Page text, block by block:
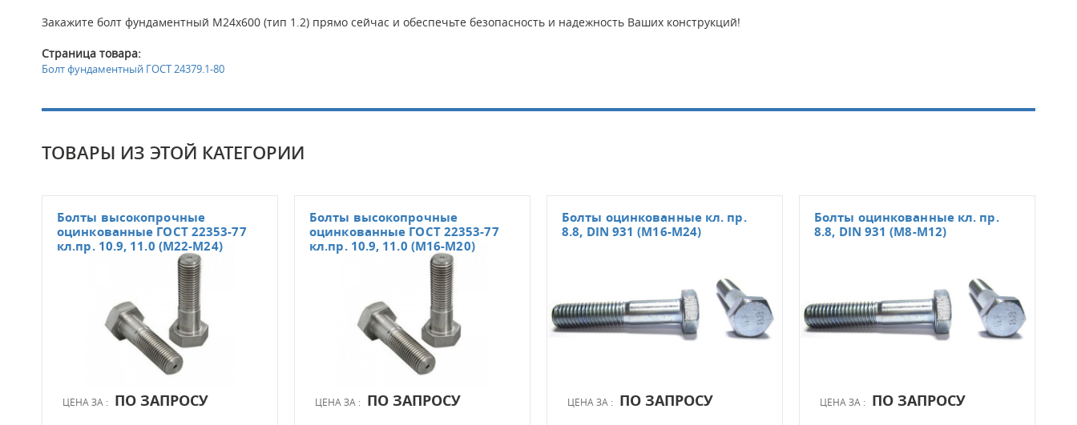
Закажите болт фундаментный M24x600 (тип 1.2) прямо сейчас и обеспечьте безопасность и надежность Ваших конструкций!
Страница товара:
Болт фундаментный ГОСТ 24379.1-80
ТОВАРЫ ИЗ ЭТОЙ КАТЕГОРИИ
ЦЕНА ЗА : ПО ЗАПРОСУ
Болты высокопрочные
оцинкованные ГОСТ 22353-77
кл.пр. 10.9, 11.0 (М22-М24)
ЦЕНА ЗА : ПО ЗАПРОСУ
Болты высокопрочные
оцинкованные ГОСТ 22353-77
кл.пр. 10.9, 11.0 (М16-М20)
ЦЕНА ЗА : ПО ЗАПРОСУ
Болты оцинкованные кл. пр.
8.8, DIN 931 (М16-М24)
ЦЕНА ЗА : ПО ЗАПРОСУ
Болты оцинкованные кл. пр.
8.8, DIN 931 (М8-М12)